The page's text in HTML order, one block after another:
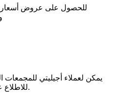
للحصول على عروض أسعار
يمكن لعملاء أجيليتي
للاطلاع على العقود وتسديد المدفوعات.